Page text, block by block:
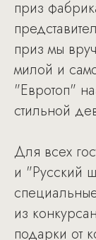
приз
приз мы
милой и
"Евротоп"
стильной
Для всех
и "Русский
из
подарки от